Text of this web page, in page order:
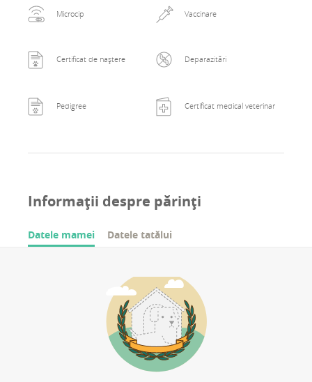
Microcip Vaccinare
Certificat de naștere Deparazitări
Pedigree Certificat medical veterinar
Informații despre părinți
Datele mamei Datele tatălui